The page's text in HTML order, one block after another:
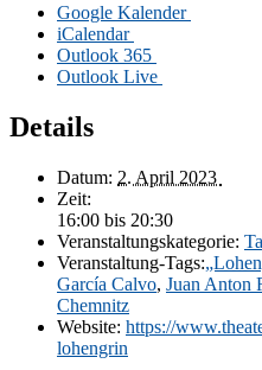
Goog­le Kalender
iCalendar
Out­look 365
Out­look Live
Details
Da­tum: 2. April 2023
Zeit:
16:00 bis 20:30
Ver­an­stal­tungs­ka­te­go­rie:
Ver­an­stal­tung-Tags:
Gar­cía Cal­vo, Juan An­ton
Chemnitz
Web­site: https://​
l​o​h​e​n​g​rin